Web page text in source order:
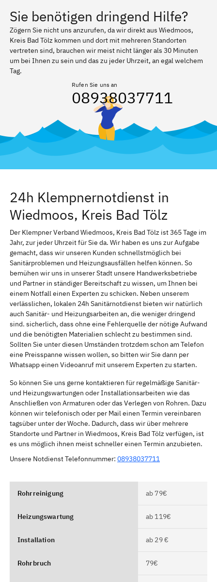
Sie benötigen dringend Hilfe?
Zögern Sie nicht uns anzurufen, da wir direkt aus Wiedmoos,
Kreis Bad Tölz kommen und dort mit mehreren Standorten
vertreten sind, brauchen wir meist nicht länger als 30 Minuten
um bei Ihnen zu sein und das zu jeder Uhrzeit, an egal welchem
Tag.
Rufen Sie uns an
08938037711
24h Klempnernotdienst in
Wiedmoos, Kreis Bad Tölz
Der Klempner Verband Wiedmoos, Kreis Bad Tölz ist 365 Tage im
Jahr, zur jeder Uhrzeit für Sie da. Wir haben es uns zur Aufgabe
gemacht, dass wir unseren Kunden schnellstmöglich bei
Sanitärproblemen und Heizungsausfällen helfen können. So
bemühen wir uns in unserer Stadt unsere Handwerksbetriebe
und Partner in ständiger Bereitschaft zu wissen, um Ihnen bei
einem Notfall einen Experten zu schicken. Neben unserem
verlässlichen, lokalen 24h Sanitärnotdienst bieten wir natürlich
auch Sanitär- und Heizungsarbeiten an, die weniger dringend
sind. sicherlich, dass ohne eine Fehlerquelle der nötige Aufwand
und die benötigten Materialien schlecht zu bestimmen sind.
Sollten Sie unter diesen Umständen trotzdem schon am Telefon
eine Preisspanne wissen wollen, so bitten wir Sie dann per
Whatsapp einen Videoanruf mit unserem Experten zu starten.
So können Sie uns gerne kontaktieren für regelmäßige Sanitär-
und Heizungswartungen oder Installationsarbeiten wie das
Anschließen von Armaturen oder das Verlegen von Rohren. Dazu
können wir telefonisch oder per Mail einen Termin vereinbaren
tagsüber unter der Woche. Dadurch, dass wir über mehrere
Standorte und Partner in Wiedmoos, Kreis Bad Tölz verfügen, ist
es uns möglich ihnen meist schneller einen Termin anzubieten.
Unsere Notdienst Telefonnummer: 08938037711
Rohrreinigung ab 79€
Heizungswartung ab 119€
Installation ab 29 €
Rohrbruch 79€